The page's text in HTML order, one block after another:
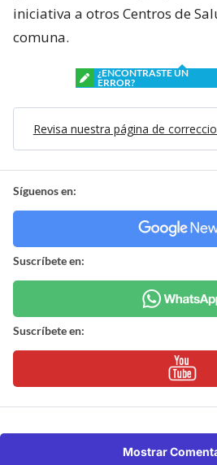
iniciativa a otros Centros de
comuna.
¿ENCONTRASTE UN
ERROR?
Revisa nuestra página de
Síguenos en:
Suscríbete en:
Suscríbete en:
Mostrar